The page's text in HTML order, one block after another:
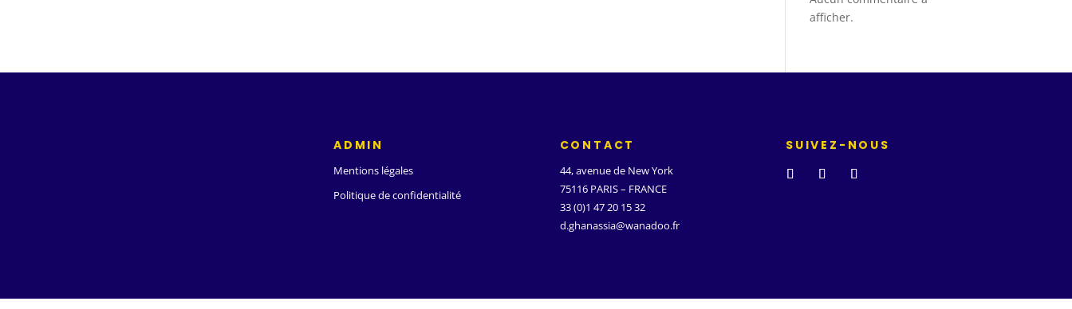
afficher.
ADMIN
Mentions légales
Politique de confidentialité
CONTACT
44, avenue de New York
75116 PARIS – FRANCE
33 (0)1 47 20 15 32
d.ghanassia@wanadoo.fr
SUIVEZ-NOUS